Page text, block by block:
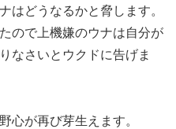
はどうなるかと脅します。
ので上機嫌のウナは自分が
なさいとウクドに告げま
心が再び芽生えます。